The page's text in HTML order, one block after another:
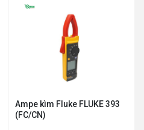
Ampe kìm Fluke FLUKE 393
(FC/CN)